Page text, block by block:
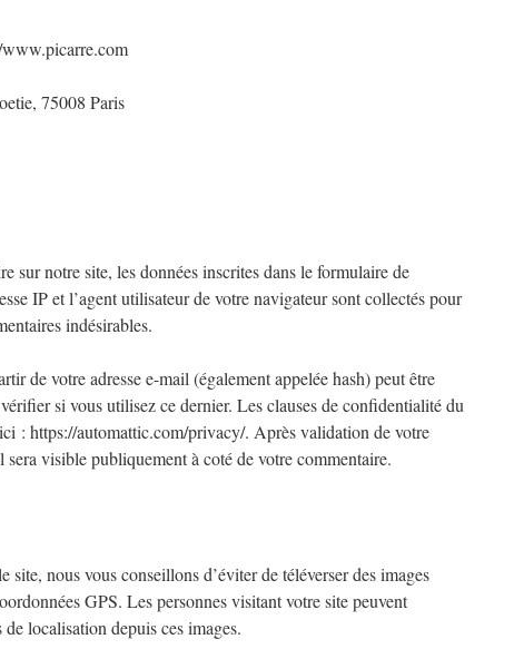
www.picarre.com
75008 Paris
sur notre site, les données inscrites dans le formulaire de
IP et l’agent utilisateur de votre navigateur sont collectés pour
indésirables.
de votre adresse e-mail (également appelée hash) peut être
si vous utilisez ce dernier. Les clauses de confidentialité du
: https://automattic.com/privacy/. Après validation de votre
visible publiquement à coté de votre commentaire.
site, nous vous conseillons d’éviter de téléverser des images
GPS. Les personnes visitant votre site peuvent
localisation depuis ces images.